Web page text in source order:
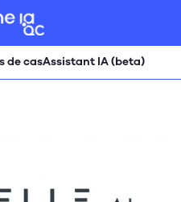
de casAssistant IA (beta)